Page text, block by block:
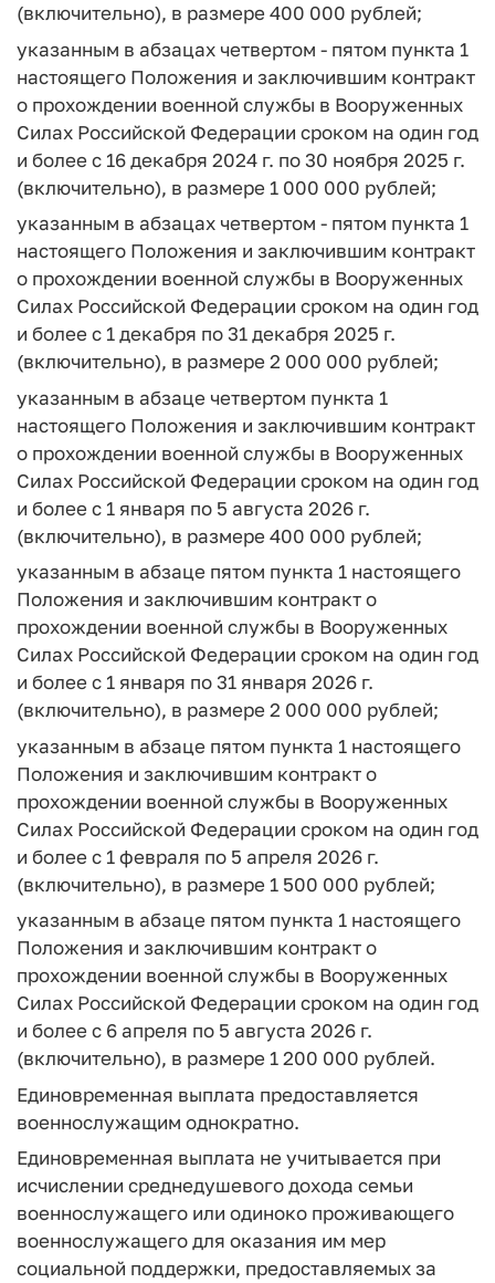
(включительно), в размере 400 000 рублей;
указанным в абзацах четвертом - пятом пункта 1
настоящего Положения и заключившим контракт
о прохождении военной службы в Вооруженных
Силах Российской Федерации сроком на один год
и более с 16 декабря 2024 г. по 30 ноября 2025 г.
(включительно), в размере 1 000 000 рублей;
указанным в абзацах четвертом - пятом пункта 1
настоящего Положения и заключившим контракт
о прохождении военной службы в Вооруженных
Силах Российской Федерации сроком на один год
и более с 1 декабря по 31 декабря 2025 г.
(включительно), в размере 2 000 000 рублей;
указанным в абзаце четвертом пункта 1
настоящего Положения и заключившим контракт
о прохождении военной службы в Вооруженных
Силах Российской Федерации сроком на один год
и более с 1 января по 5 августа 2026 г.
(включительно), в размере 400 000 рублей;
указанным в абзаце пятом пункта 1 настоящего
Положения и заключившим контракт о
прохождении военной службы в Вооруженных
Силах Российской Федерации сроком на один год
и более с 1 января по 31 января 2026 г.
(включительно), в размере 2 000 000 рублей;
указанным в абзаце пятом пункта 1 настоящего
Положения и заключившим контракт о
прохождении военной службы в Вооруженных
Силах Российской Федерации сроком на один год
и более с 1 февраля по 5 апреля 2026 г.
(включительно), в размере 1 500 000 рублей;
указанным в абзаце пятом пункта 1 настоящего
Положения и заключившим контракт о
прохождении военной службы в Вооруженных
Силах Российской Федерации сроком на один год
и более с 6 апреля по 5 августа 2026 г.
(включительно), в размере 1 200 000 рублей.
Единовременная выплата предоставляется
военнослужащим однократно.
Единовременная выплата не учитывается при
исчислении среднедушевого дохода семьи
военнослужащего или одиноко проживающего
военнослужащего для оказания им мер
социальной поддержки, предоставляемых за